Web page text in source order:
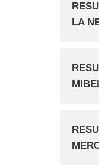
LA